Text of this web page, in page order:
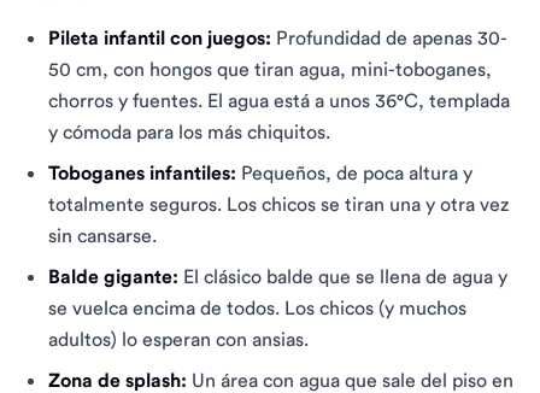
Pileta infantil con juegos: Profundidad de apenas 30-
50 cm, con hongos que tiran agua, mini-toboganes,
chorros y fuentes. El agua está a unos 36°C, templada
y cómoda para los más chiquitos.
Toboganes infantiles: Pequeños, de poca altura y
totalmente seguros. Los chicos se tiran una y otra vez
sin cansarse.
Balde gigante: El clásico balde que se llena de agua y
se vuelca encima de todos. Los chicos (y muchos
adultos) lo esperan con ansias.
Zona de splash: Un área con agua que sale del piso en